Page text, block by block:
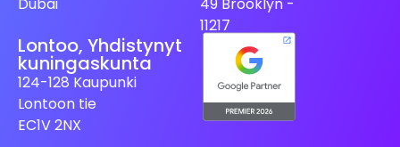
11217
Lontoo, Yhdistynyt
kuningaskunta
124-128 Kaupunki
Lontoon tie
EC1V 2NX
French
German
Japanese